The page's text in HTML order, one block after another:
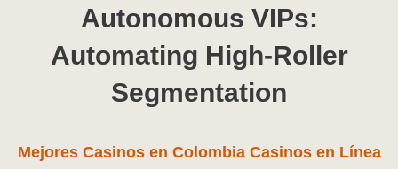
Autonomous VIPs:
Automating High-Roller
Segmentation
Mejores Casinos en Colombia Casinos en Línea
Page